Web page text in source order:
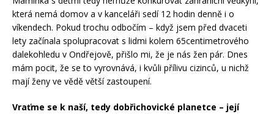
která nemá domov a v kanceláři sedí 12 hodin denně i o
víkendech. Pokud trochu odbočím – když jsem před dvaceti
lety začínala spolupracovat s lidmi kolem 65centimetrového
dalekohledu v Ondřejově, přišlo mi, že je nás žen pár. Dnes
mám pocit, že se to vyrovnává, i kvůli přílivu cizinců, u nichž
mají ženy ve vědě větší zastoupení.
Vraťme se k naší, tedy dobřichovické planetce – její